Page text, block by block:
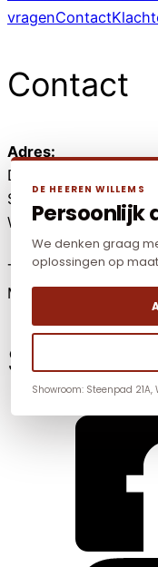
vragenContact
Contact
Adres:
De Heeren Willems
Steenpad 21A
Willemstad (Noord-
Tel: +31(0)168-85 11
Mail:
Social
DE HEEREN WILLEMS
Persoonlijk
We denken graag
oplossingen op
Showroom: Steenpad 21A,